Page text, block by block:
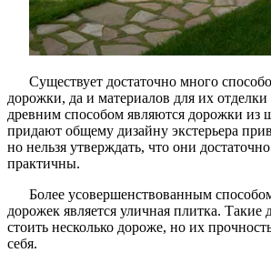
Существует достаточно много
дорожки, да и материалов для их
древним способом являются дорожки из
придают общему дизайну экстерьера
но нельзя утверждать, что они
практичны.
Более усовершенствованным
дорожек является уличная плитка. Такие
стоить несколько дороже, но их
себя.